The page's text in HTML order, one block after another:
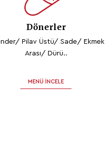
Dönerler
Pilav Üstü/ Sade/ Ekmek
Arası/ Dürü..
MENÜ İNCELE